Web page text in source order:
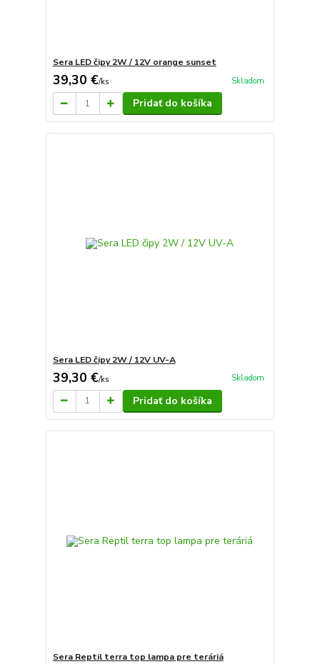
Sera LED čipy 2W / 12V orange sunset
39,30 €/ks Skladom
Pridať do košíka
Sera LED čipy 2W / 12V UV-A
39,30 €/ks Skladom
Pridať do košíka
Sera Reptil terra top lampa pre teráriá